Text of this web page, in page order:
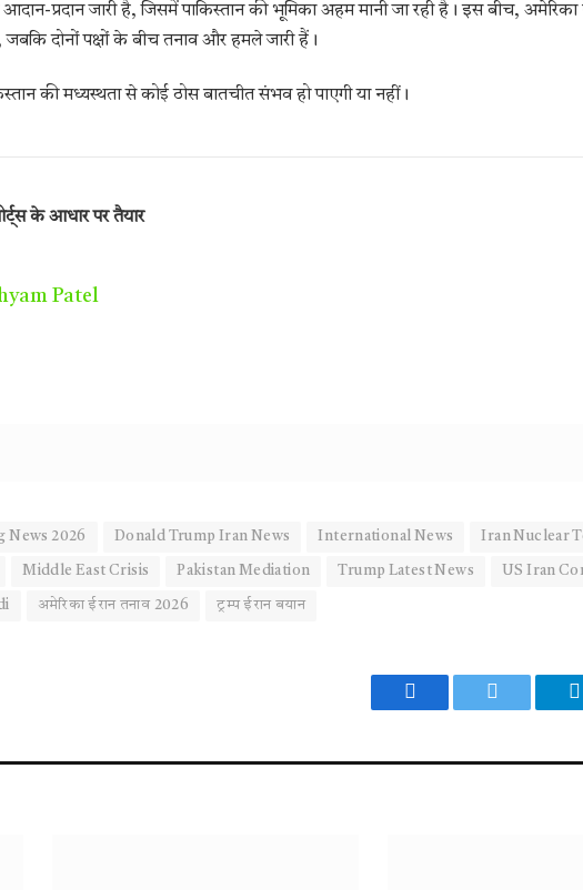
आदान-प्रदान जारी है, जिसमें पाकिस्तान की भूमिका अहम मानी जा रही है। इस बीच,
दोनों पक्षों के बीच तनाव और हमले जारी हैं।
की मध्यस्थता से कोई ठोस बातचीत संभव हो पाएगी या नहीं।
के आधार पर तैयार
Patel
News 2026 Donald Trump Iran News International News Iran Nuclear
Middle East Crisis Pakistan Mediation Trump Latest News US Iran
अमेरिका ईरान तनाव 2026 ट्रम्प ईरान बयान
FacebookTwitter